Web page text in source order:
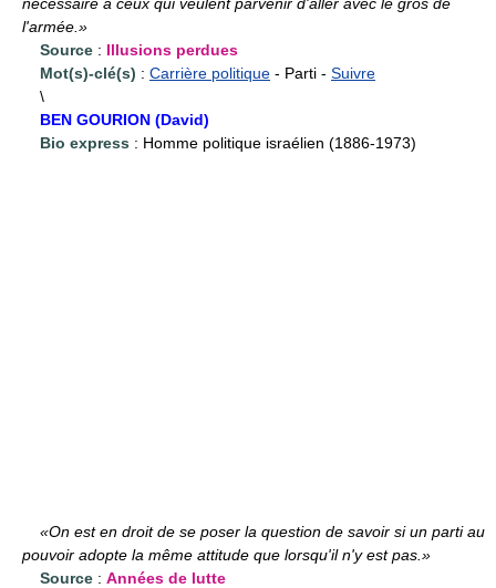
l'armée.»
Source : Illusions perdues
Mot(s)-clé(s) : Carrière politique - Parti - Suivre
\
BEN GOURION (David)
Bio express : Homme politique israélien (1886-1973)
«On est en droit de se poser la question de savoir si un parti au
pouvoir adopte la même attitude que lorsqu'il n'y est pas.»
Source : Années de lutte